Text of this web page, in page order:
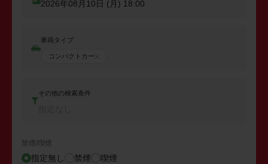
2026年08月10日 (月) 18:00
車両タイプ
コンパクトカー
その他の検索条件
禁煙/喫煙
指定無し 禁煙 喫煙